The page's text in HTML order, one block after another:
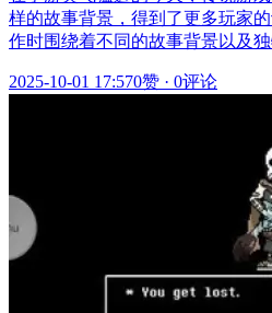
样的故事背景，得到了更多玩家
作时围绕着不同的故事背景以及
2025-10-01 17:570赞 · 0评论